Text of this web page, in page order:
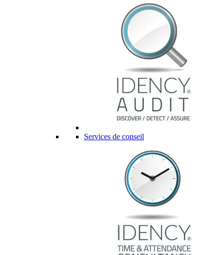
Services de conseil